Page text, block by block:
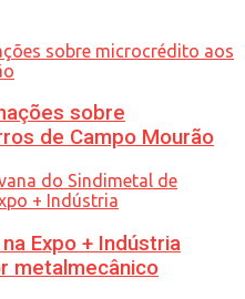
sobre
de Campo Mourão
Expo + Indústria
metalmecânico